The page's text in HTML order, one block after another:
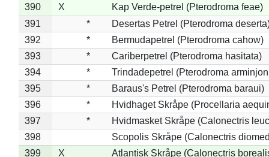
390
X
Kap Verde-petrel (Pterodroma feae)
391
*
Desertas Petrel (Pterodroma
392
*
Bermudapetrel (Pterodroma cahow)
393
*
Cariberpetrel (Pterodroma hasitata)
394
*
Trindadepetrel (Pterodroma
395
*
Baraus's Petrel (Pterodroma baraui)
396
*
Hvidhaget Skråpe (Procellaria
397
*
Hvidmasket Skråpe (Calonectris
398
Scopolis Skråpe (Calonectris
399
X
Atlantisk Skråpe (Calonectris